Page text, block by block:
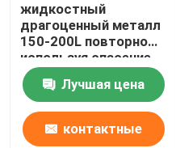
жидкостный
драгоценный металл
150-200L повторно
используя спасение
металла машины 99%
от отработанной
воды
Лучшая цена
контактные